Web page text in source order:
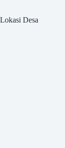
Lokasi Desa